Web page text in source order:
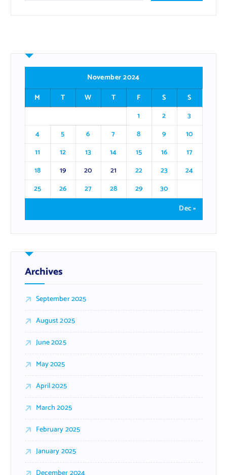
November 2024
M
T W T F S
S
1
2
3
4
5 6 7 8 9
10
11
12 13 14 15 16
17
18
19 20 21 22 23
24
25
26 27 28 29
30
Dec »
Archives
September 2025
August 2025
June 2025
May 2025
April 2025
March 2025
February 2025
January 2025